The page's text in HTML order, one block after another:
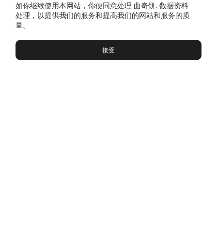
每周一次，我们将发送公告，博客，促销和博物馆更新。 以及
在你的城市和全国各地的展览。
博物馆 展览及展览 Чаты Вы
如你继续使用本网站，你便同意处理 曲奇饼. 数据资料
处理，以提供我们的服务和提高我们的网站和服务的质
量。
接受